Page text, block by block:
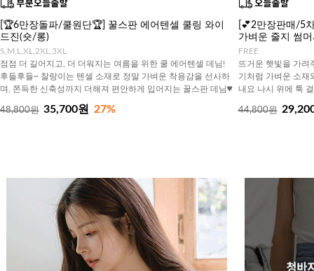
[🏆6만장돌파/쿨원단🏆] 꿀스판 에어텐셀 쿨링 와이
드진(숏/롱)
S,M,L,XL,2XL,3XL
점점 더 길어지고, 더 더워지는 여름을 위한 쿨 에어텐셀 데님!
후들후들~ 찰랑이는 텐셀 소재로 정말 가벼운 착용감을 선사하
며, 쫀득한 신축성까지 더해져 편안하게 입어지는 꿀스판 데님♥
48,800원 35,700원 27%
[💕2만장판매/5
가벼운 줄지 썸
FREE
뜨거운 햇빛을 가려
기처럼 가벼운 소재
내요 나시 위에 툭
44,800원